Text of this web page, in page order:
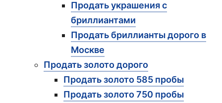
Продать украшения с
бриллиантами
Продать бриллианты дорого в
Москве
Продать золото дорого
Продать золото 585 пробы
Продать золото 750 пробы